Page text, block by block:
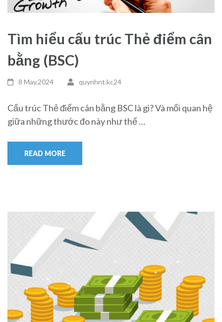
Tìm hiểu cấu trúc Thẻ điểm cân
bằng (BSC)
8 May,2024 quynhnt.kc24
Cấu trúc Thẻ điểm cân bằng BSC là gì? Và mối quan hệ
giữa những thước đo này như thế …
READ MORE